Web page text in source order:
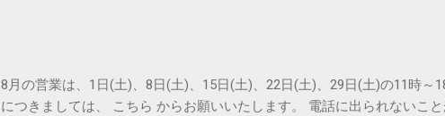
8月の営業は、1日(土)、8日(土)、15日(土)、22日(土)、29日(土)の11時～
につきましては、 こちら からお願いいたします。 電話に出られないこ